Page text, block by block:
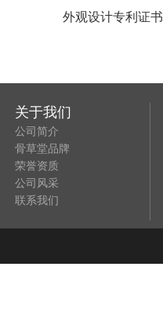
外观设计专利证书
关于我们
公司简介
骨草堂品牌
荣誉资质
公司风采
联系我们